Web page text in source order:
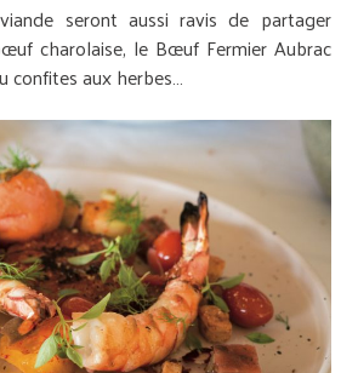
seront aussi ravis de partager
charolaise, le Bœuf Fermier Aubrac
confites aux herbes…